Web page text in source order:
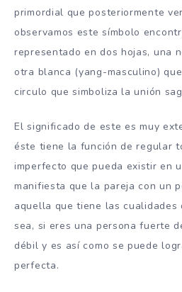
primordial que posteriormente
observamos este símbolo
representado en dos hojas, una
otra blanca (yang-masculino)
circulo que simboliza la unión
El significado de este es muy
éste tiene la función de regular
imperfecto que pueda existir en
manifiesta que la pareja con un
aquella que tiene las
sea, si eres una persona fuerte
débil y es así como se puede
perfecta.